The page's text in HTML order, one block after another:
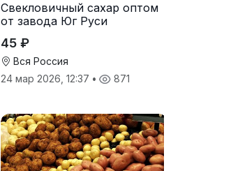
Свекловичный сахар оптом
от завода Юг Руси
45 ₽
Вся Россия
24 мар 2026, 12:37 • 871